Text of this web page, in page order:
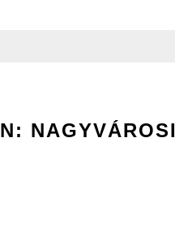
NAGYVÁROSI